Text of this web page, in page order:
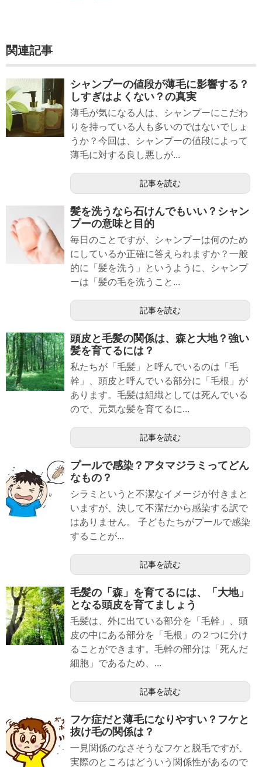
関連記事
シャンプーの値段が薄毛に影響する？
しすぎはよくない？の真実
薄毛が気になる人は、シャンプーにこだわ
りを持っている人も多いのではないでしょ
うか？今回は、シャンプーの値段によって
薄毛に対する良し悪しが...
記事を読む
髪を洗うなら石けんでもいい？シャン
プーの意味と目的
毎日のことですが、シャンプーは何のため
にしているか正確に答えられますか？一般
的に「髪を洗う」というように、シャンプ
ーは「髪の毛を洗うこと...
記事を読む
頭皮と毛髪の関係は、森と大地？強い
髪を育てるには？
私たちが「毛髪」と呼んでいるのは「毛
幹」、頭皮と呼んでいる部分に「毛根」が
あります。毛髪は組織としては死んでいる
ので、元気な髪を育てるに...
記事を読む
プールで感染？アタマジラミってどん
なもの？
シラミというと不潔なイメージが付きまと
いますが、決して不潔だから感染する訳で
はありません。 子どもたちがプールで感染
することが...
記事を読む
毛髪の「森」を育てるには、「大地」
となる頭皮を育てましょう
毛髪は、外に出ている部分を「毛幹」、頭
皮の中にある部分を「毛根」の２つに分け
ることができます。毛幹の部分は「死んだ
細胞」であるため、...
記事を読む
フケ症だと薄毛になりやすい？フケと
抜け毛の関係は？
一見関係のなさそうなフケと脱毛ですが、
実際のところはどういう関係性があるので